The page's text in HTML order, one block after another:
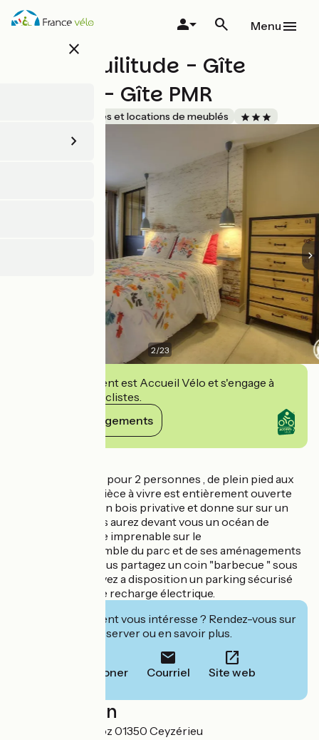
Aller
au
close
Menu
La Tranquilitude - Gîte
"L'Indus" - Gîte PMR
Gîtes et locations de meublés
2/23
Cet établissement est Accueil Vélo et s'engage à
accueillir des cyclistes.
Voir ses engagements
L'Indus est un gite pour 2 personnes , de plein pied aux
normes PMR.La pièce à vivre est entièrement ouverte
sur une terrasse en bois privative et donne sur sur un
très belle vue.Vous aurez devant vous un océan de
verdure et une vue imprenable sur le
Colombier.L'ensemble du parc et de ses aménagements
sont ouverts et vous partagez un coin "barbecue " sous
la tonnelle.Vous avez a disposition un parking sécurisé
avec une borne de recharge électrique.
Cet établissement vous intéresse ? Rendez-vous sur
leur site pour réserver ou en savoir plus.
Téléphoner Courriel Site web
Localisation
334 Route de Culoz 01350 Ceyzérieu